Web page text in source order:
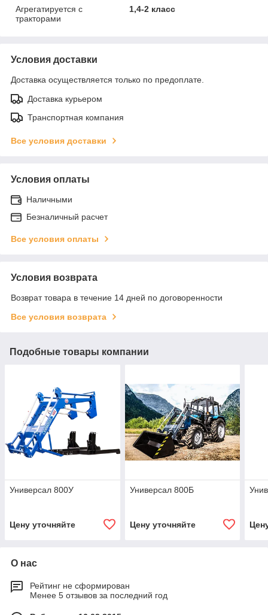
Агрегатируется с
тракторами
1,4-2 класс
Условия доставки
Доставка осуществляется только по предоплате.
Доставка курьером
Транспортная компания
Все условия доставки
Условия оплаты
Наличными
Безналичный расчет
Все условия оплаты
Условия возврата
Возврат товара в течение 14 дней по договоренности
Все условия возврата
Подобные товары компании
Универсал 800У
Цену уточняйте
Универсал 800Б
Цену уточняйте
О нас
Рейтинг не сформирован
Менее 5 отзывов за последний год